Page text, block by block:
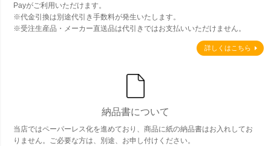
Payがご利用いただけます。
※代金引換は別途代引き手数料が発生いたします。
※受注生産品・メーカー直送品は代引きではお支払いいただけません。
詳しくはこちら
納品書について
当店ではペーパーレス化を進めており、商品に紙の納品書はお入れしてお
りません。ご必要な方は、別途、お申し付けください。